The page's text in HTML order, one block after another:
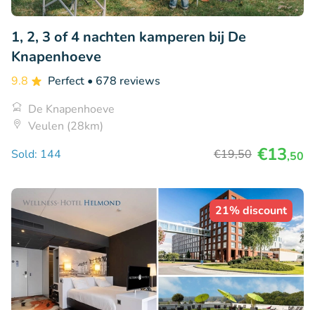
1, 2, 3 of 4 nachten kamperen bij De
Knapenhoeve
9.8 Perfect • 678 reviews
De Knapenhoeve
Veulen (28km)
Sold: 144
€19,50 €13,50
21% discount